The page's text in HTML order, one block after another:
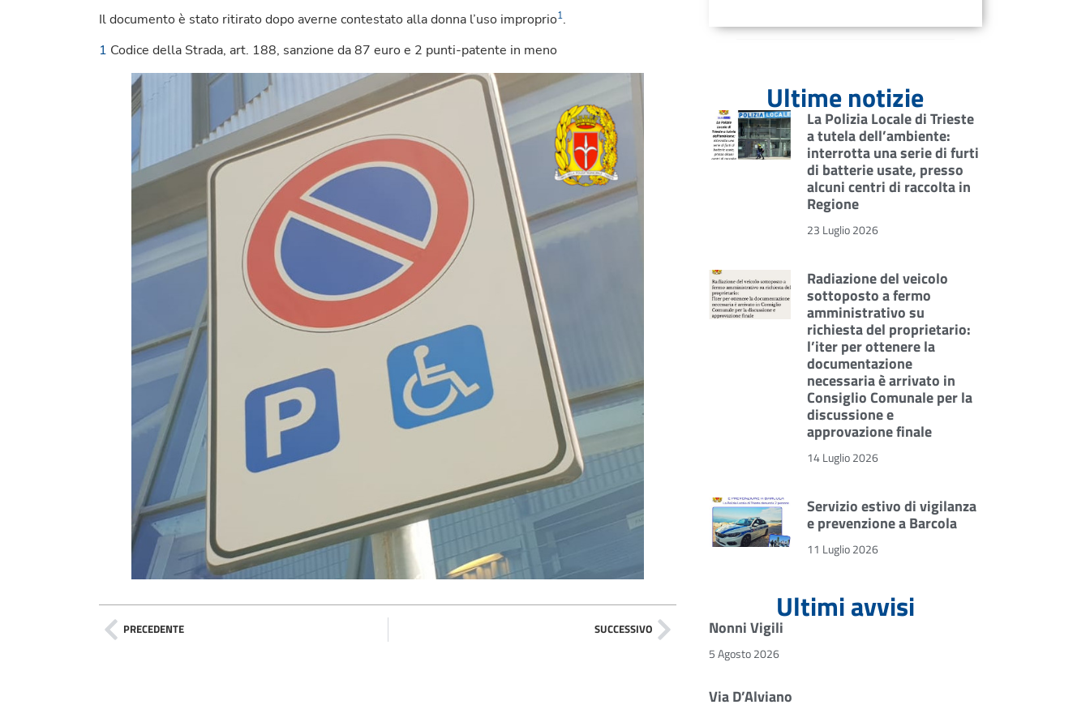
Il documento è stato ritirato dopo averne contestato alla donna l’uso improprio1.
1 Codice della Strada, art. 188, sanzione da 87 euro e 2 punti-patente in meno
PRECEDENTE SUCCESSIVO
Ultime notizie
La Polizia Locale di Trieste
a tutela dell’ambiente:
interrotta una serie di furti
di batterie usate, presso
alcuni centri di raccolta in
Regione
23 Luglio 2026
Radiazione del veicolo
sottoposto a fermo
amministrativo su
richiesta del proprietario:
l’iter per ottenere la
documentazione
necessaria è arrivato in
Consiglio Comunale per la
discussione e
approvazione finale
14 Luglio 2026
Servizio estivo di vigilanza
e prevenzione a Barcola
11 Luglio 2026
Ultimi avvisi
Nonni Vigili
5 Agosto 2026
Via D’Alviano